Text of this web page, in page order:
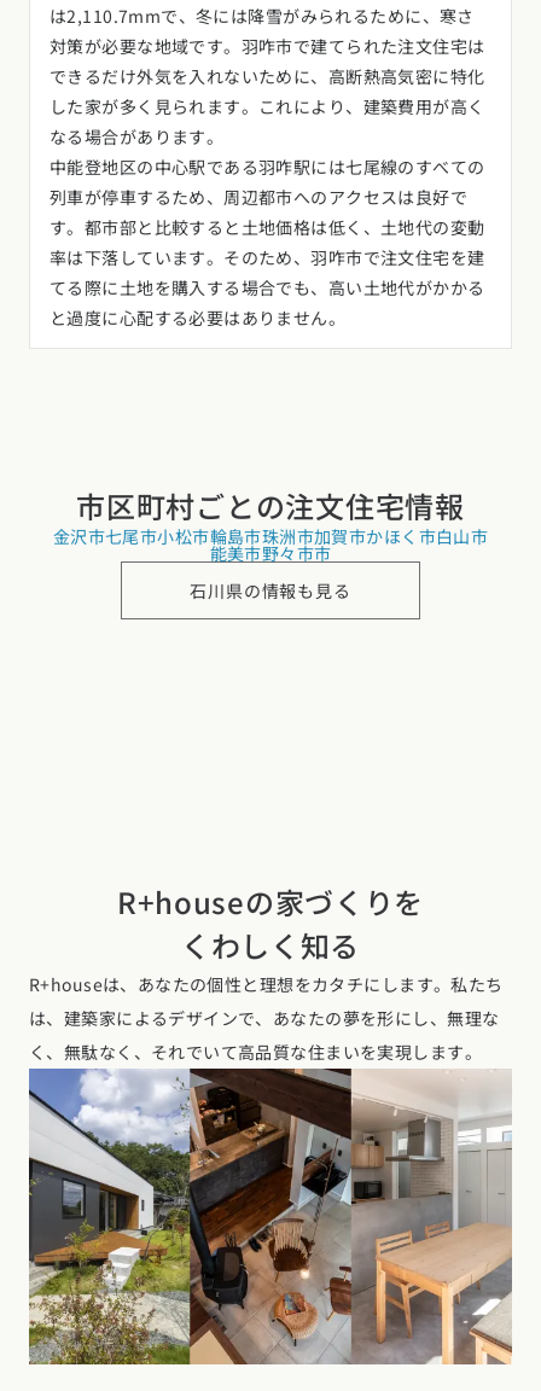
は2,110.7mmで、冬には降雪がみられるために、寒さ
対策が必要な地域です。羽咋市で建てられた注文住宅は
できるだけ外気を入れないために、高断熱高気密に特化
した家が多く見られます。これにより、建築費用が高く
なる場合があります。
中能登地区の中心駅である羽咋駅には七尾線のすべての
列車が停車するため、周辺都市へのアクセスは良好で
す。都市部と比較すると土地価格は低く、土地代の変動
率は下落しています。そのため、羽咋市で注文住宅を建
てる際に土地を購入する場合でも、高い土地代がかかる
と過度に心配する必要はありません。
市区町村ごとの注文住宅情報
金沢市七尾市小松市輪島市珠洲市加賀市かほく市白山市
能美市野々市市
石川県の情報も見る
R+houseの家づくりを
くわしく知る
R+houseは、あなたの個性と理想をカタチにします。私たち
は、建築家によるデザインで、あなたの夢を形にし、無理な
く、無駄なく、それでいて高品質な住まいを実現します。